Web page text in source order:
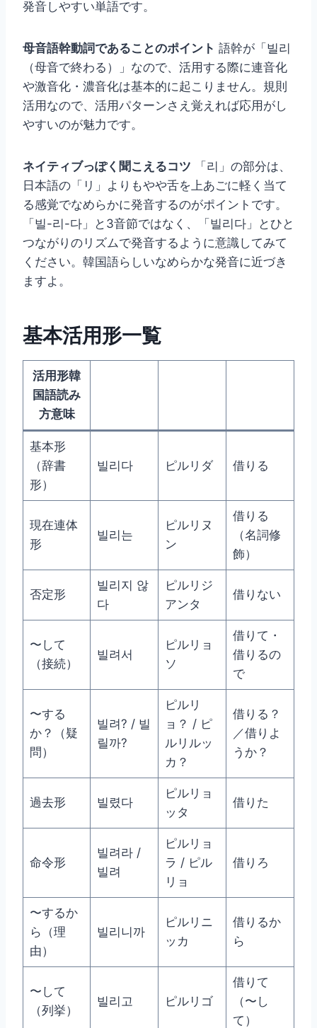
発音しやすい単語です。
母音語幹動詞であることのポイント 語幹が「빌리
（母音で終わる）」なので、活用する際に連音化
や激音化・濃音化は基本的に起こりません。規則
活用なので、活用パターンさえ覚えれば応用がし
やすいのが魅力です。
ネイティブっぽく聞こえるコツ 「리」の部分は、
日本語の「リ」よりもやや舌を上あごに軽く当て
る感覚でなめらかに発音するのがポイントです。
「빌-리-다」と3音節ではなく、「빌리다」とひと
つながりのリズムで発音するように意識してみて
ください。韓国語らしいなめらかな発音に近づき
ますよ。
基本活用形一覧
活用形韓
国語読み
方意味
基本形
（辞書
形）
빌리다 ピルリダ 借りる
現在連体
形
빌리는
ピルリヌ
ン
借りる
（名詞修
飾）
否定形
빌리지 않
다
ピルリジ
アンタ
借りない
〜して
（接続）
빌려서
ピルリョ
ソ
借りて・
借りるの
で
〜する
か？（疑
問）
빌려? / 빌
릴까?
ピルリ
ョ？ / ピ
ルリルッ
カ？
借りる？
／借りよ
うか？
過去形 빌렸다
ピルリョ
ッタ
借りた
命令形
빌려라 /
빌려
ピルリョ
ラ / ピル
リョ
借りろ
〜するか
ら（理
由）
빌리니까
ピルリニ
ッカ
借りるか
ら
〜して
（列挙）
빌리고 ピルリゴ
借りて
（〜し
て）